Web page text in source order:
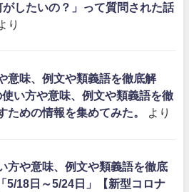
がしたいの？」って質問された話
より
意味、例文や類義語を徹底解
使い方や意味、例文や類義語を徹
めの情報を集めてみた。
より
方や意味、例文や類義語を徹底
5/18日～5/24日」【新型コロナ